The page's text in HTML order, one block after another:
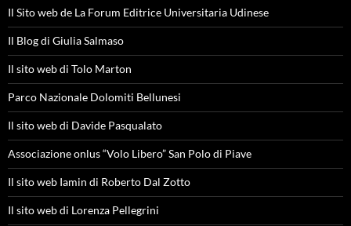
Il Sito web de La Forum Editrice Universitaria Udinese
Il Blog di Giulia Salmaso
Il sito web di Tolo Marton
Parco Nazionale Dolomiti Bellunesi
Il sito web di Davide Pasqualato
Associazione onlus “Volo Libero” San Polo di Piave
Il sito web Iamin di Roberto Dal Zotto
Il sito web di Lorenza Pellegrini